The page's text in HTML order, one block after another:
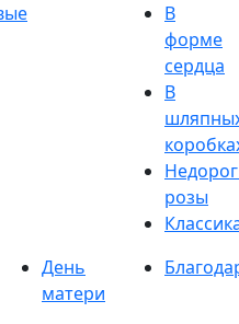
В
форме
сердца
В
розы
День
матери